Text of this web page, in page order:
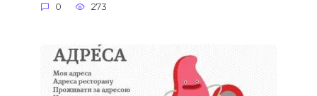
0 273